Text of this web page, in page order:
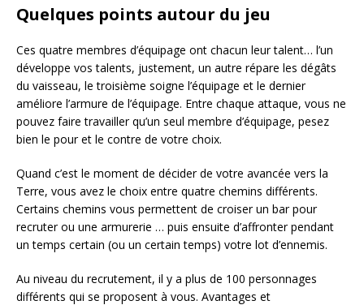
Quelques points autour du jeu
Ces quatre membres d’équipage ont chacun leur talent… l’un
développe vos talents, justement, un autre répare les dégâts
du vaisseau, le troisième soigne l’équipage et le dernier
améliore l’armure de l’équipage. Entre chaque attaque, vous ne
pouvez faire travailler qu’un seul membre d’équipage, pesez
bien le pour et le contre de votre choix.
Quand c’est le moment de décider de votre avancée vers la
Terre, vous avez le choix entre quatre chemins différents.
Certains chemins vous permettent de croiser un bar pour
recruter ou une armurerie … puis ensuite d’affronter pendant
un temps certain (ou un certain temps) votre lot d’ennemis.
Au niveau du recrutement, il y a plus de 100 personnages
différents qui se proposent à vous. Avantages et